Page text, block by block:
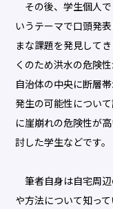
その後、学生個人で
いうテーマで口頭発
まな課題を発見して
くのため洪水の危険
自治体の中央に断層
発生の可能性につい
に崖崩れの危険性が
討した学生などです。
筆者自身は自宅周辺
や方法について知っ